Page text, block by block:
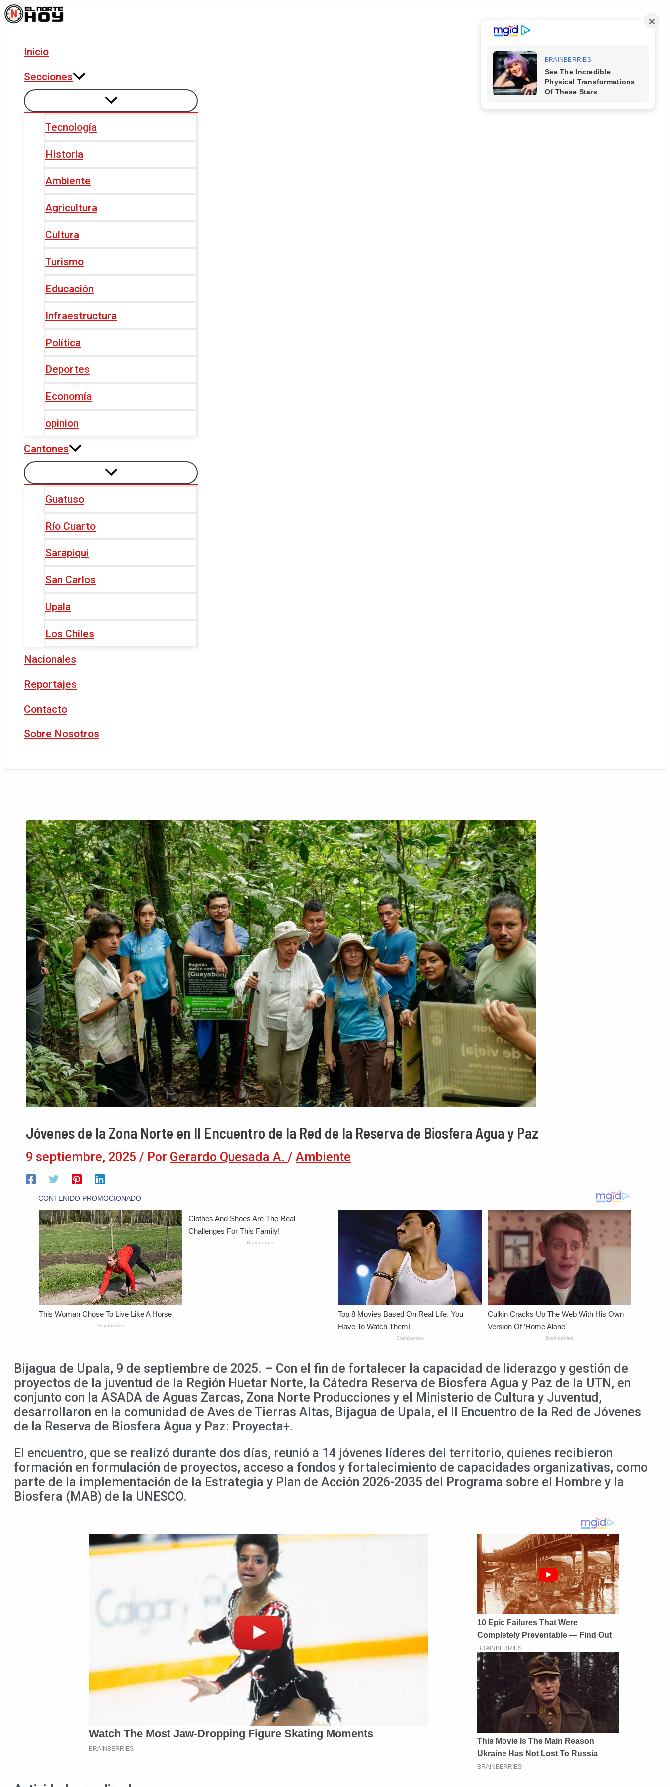
Ir
al
Inicio
Secciones
Tecnología
Historia
Ambiente
Agricultura
Cultura
Turismo
Educación
Infraestructura
Política
Deportes
Economía
opinion
Cantones
Guatuso
Río Cuarto
Sarapiqui
San Carlos
Upala
Los Chiles
Nacionales
Reportajes
Contacto
Sobre Nosotros
Jóvenes de la Zona Norte en II Encuentro de la Red de la Reserva de Biosfera Agua y Paz
9 septiembre, 2025 / Por Gerardo Quesada A. / Ambiente
Bijagua de Upala, 9 de septiembre de 2025. – Con el fin de fortalecer la capacidad de liderazgo y gestión de
proyectos de la juventud de la Región Huetar Norte, la Cátedra Reserva de Biosfera Agua y Paz de la UTN, en
conjunto con la ASADA de Aguas Zarcas, Zona Norte Producciones y el Ministerio de Cultura y Juventud,
desarrollaron en la comunidad de Aves de Tierras Altas, Bijagua de Upala, el II Encuentro de la Red de Jóvenes
de la Reserva de Biosfera Agua y Paz: Proyecta+.
El encuentro, que se realizó durante dos días, reunió a 14 jóvenes líderes del territorio, quienes recibieron
formación en formulación de proyectos, acceso a fondos y fortalecimiento de capacidades organizativas, como
parte de la implementación de la Estrategia y Plan de Acción 2026-2035 del Programa sobre el Hombre y la
Biosfera (MAB) de la UNESCO.
Navegación
de